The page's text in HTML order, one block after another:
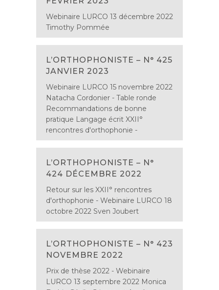
Webinaire LURCO 13 décembre 2022
Timothy Pommée
L’ORTHOPHONISTE – N° 425
JANVIER 2023
Webinaire LURCO 15 novembre 2022
Natacha Cordonier - Table ronde
Recommandations de bonne
pratique Langage écrit XXII°
rencontres d'orthophonie -
L’ORTHOPHONISTE – N°
424 DÉCEMBRE 2022
Retour sur les XXII° rencontres
d'orthophonie - Webinaire LURCO 18
octobre 2022 Sven Joubert
L’ORTHOPHONISTE – N° 423
NOVEMBRE 2022
Prix de thèse 2022 - Webinaire
LURCO 13 septembre 2022 Monica